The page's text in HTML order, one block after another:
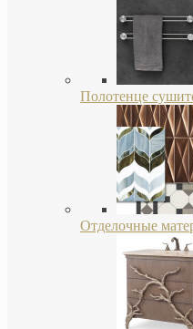
Полотенце
Отделочные